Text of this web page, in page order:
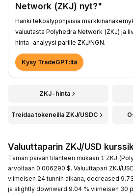
Network (ZKJ) nyt?"
Hanki tekoälypohjaisia
valuutasta Polyhedra Network (ZKJ) ja
hinta-analyysi parille ZKJ/NGN.
Kysy TradeGPT:ltä
ZKJ-hinta
Treidaa tokeneilla ZKJ/USDC
Valuuttaparin ZKJ/USD
Tämän päivän tilanteen mukaan 1 ZKJ
arvoltaan 0.006290 $. Valuuttapari ZKJ/
viimeisen 24 tunnin aikana, decreased
ja slightly downward 9.04 % viimeisen 30